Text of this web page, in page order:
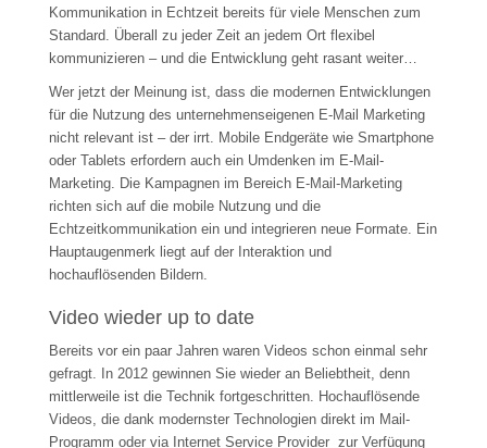
Kommunikation in Echtzeit bereits für viele Menschen zum
Standard. Überall zu jeder Zeit an jedem Ort flexibel
kommunizieren – und die Entwicklung geht rasant weiter…
Wer jetzt der Meinung ist, dass die modernen Entwicklungen
für die Nutzung des unternehmenseigenen E-Mail Marketing
nicht relevant ist – der irrt. Mobile Endgeräte wie Smartphone
oder Tablets erfordern auch ein Umdenken im E-Mail-
Marketing. Die Kampagnen im Bereich E-Mail-Marketing
richten sich auf die mobile Nutzung und die
Echtzeitkommunikation ein und integrieren neue Formate. Ein
Hauptaugenmerk liegt auf der Interaktion und
hochauflösenden Bildern.
Video wieder up to date
Bereits vor ein paar Jahren waren Videos schon einmal sehr
gefragt. In 2012 gewinnen Sie wieder an Beliebtheit, denn
mittlerweile ist die Technik fortgeschritten. Hochauflösende
Videos, die dank modernster Technologien direkt im Mail-
Programm oder via Internet Service Provider zur Verfügung